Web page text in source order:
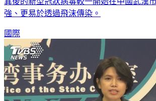
強、更易於透過飛沫傳染。
國際